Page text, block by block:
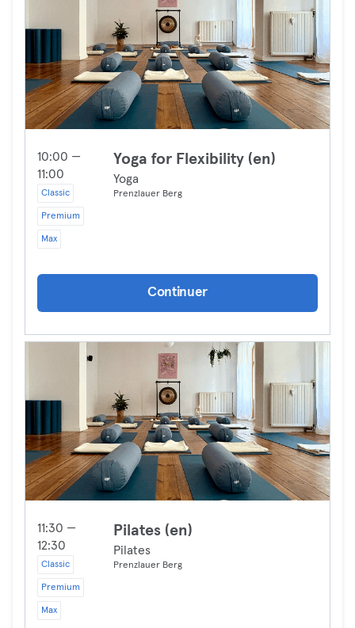
10:00 —
11:00
Classic
Premium
Max
Yoga for Flexibility (en)
Yoga
Prenzlauer Berg
Continuer
11:30 —
12:30
Classic
Premium
Max
Pilates (en)
Pilates
Prenzlauer Berg